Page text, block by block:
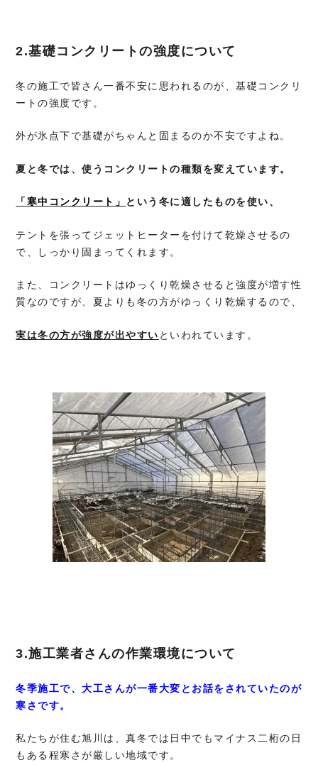
2.基礎コンクリートの強度について
冬の施工で皆さん一番不安に思われるのが、基礎コンクリ
ートの強度です。
外が氷点下で基礎がちゃんと固まるのか不安ですよね。
夏と冬では、使うコンクリートの種類を変えています。
「寒中コンクリート」 という冬に適したものを使い、
テントを張ってジェットヒーターを付けて乾燥させるの
で、しっかり固まってくれます。
また、コンクリートはゆっくり乾燥させると強度が増す性
質なのですが、夏よりも冬の方がゆっくり乾燥するので、
実は冬の方が強度が出やすい といわれています。
3.施工業者さんの作業環境について
冬季施工で、大工さんが一番大変とお話をされていたのが
寒さです。
私たちが住む旭川は、真冬では日中でもマイナス二桁の日
もある程寒さが厳しい地域です。